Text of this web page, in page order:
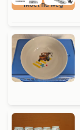
Moet nu weg